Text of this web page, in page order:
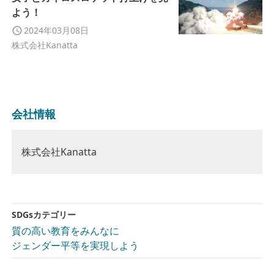
よう！
2024年03月08日
株式会社Kanatta
会社情報
株式会社Kanatta
SDGsカテゴリー
質の高い教育をみんなに
ジェンダー平等を実現しよう